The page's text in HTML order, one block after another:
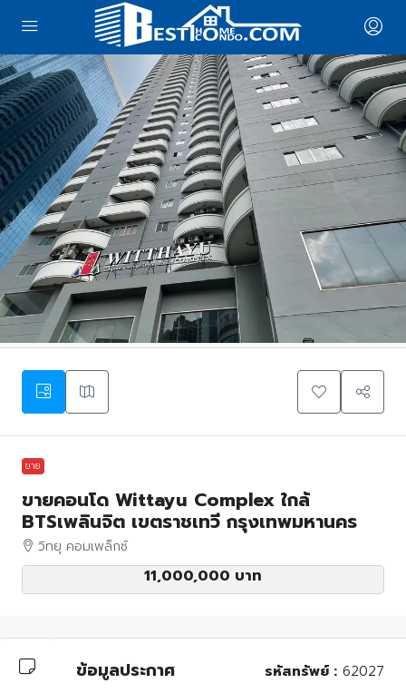
ขาย
ขายคอนโด Wittayu Complex ใกล้
BTSเพลินจิต เขตราชเทวี กรุงเทพมหานคร
วิทยุ คอมเพล็กซ์
11,000,000 บาท
ข้อมูลประกาศ รหัสทรัพย์ : 62027